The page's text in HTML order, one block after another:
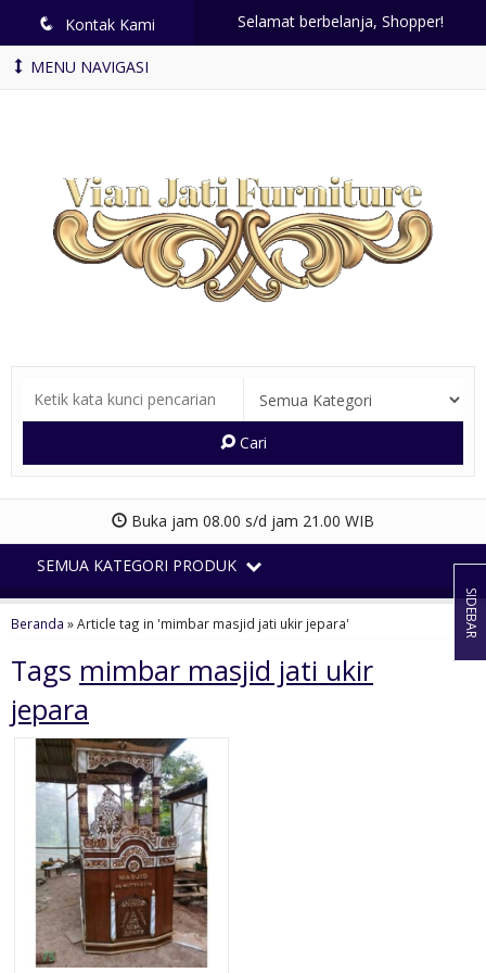
q Kontak Kami Selamat berbelanja, Shopper!
MENU NAVIGASI
Cari
Buka jam 08.00 s/d jam 21.00 WIB
SEMUA KATEGORI PRODUK
Beranda »Article tag in 'mimbar masjid jati ukir jepara'
Tags mimbar masjid jati ukir
jepara
SIDEBAR